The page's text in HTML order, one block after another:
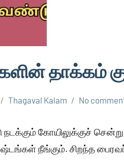
தாக்கம்
Thagaval Kalam No
நடக்கும் கோயிலுக்குச்
நீங்கும். சிறந்த